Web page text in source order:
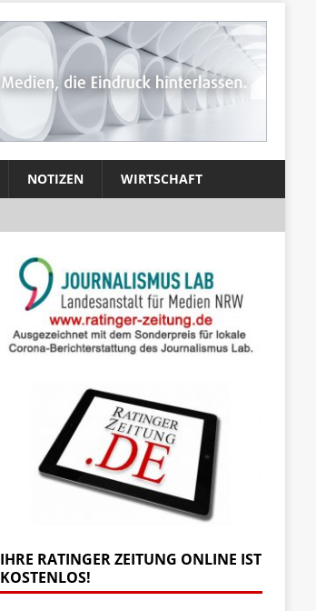
NOTIZEN WIRTSCHAFT
IHRE RATINGER ZEITUNG ONLINE IST
KOSTENLOS!